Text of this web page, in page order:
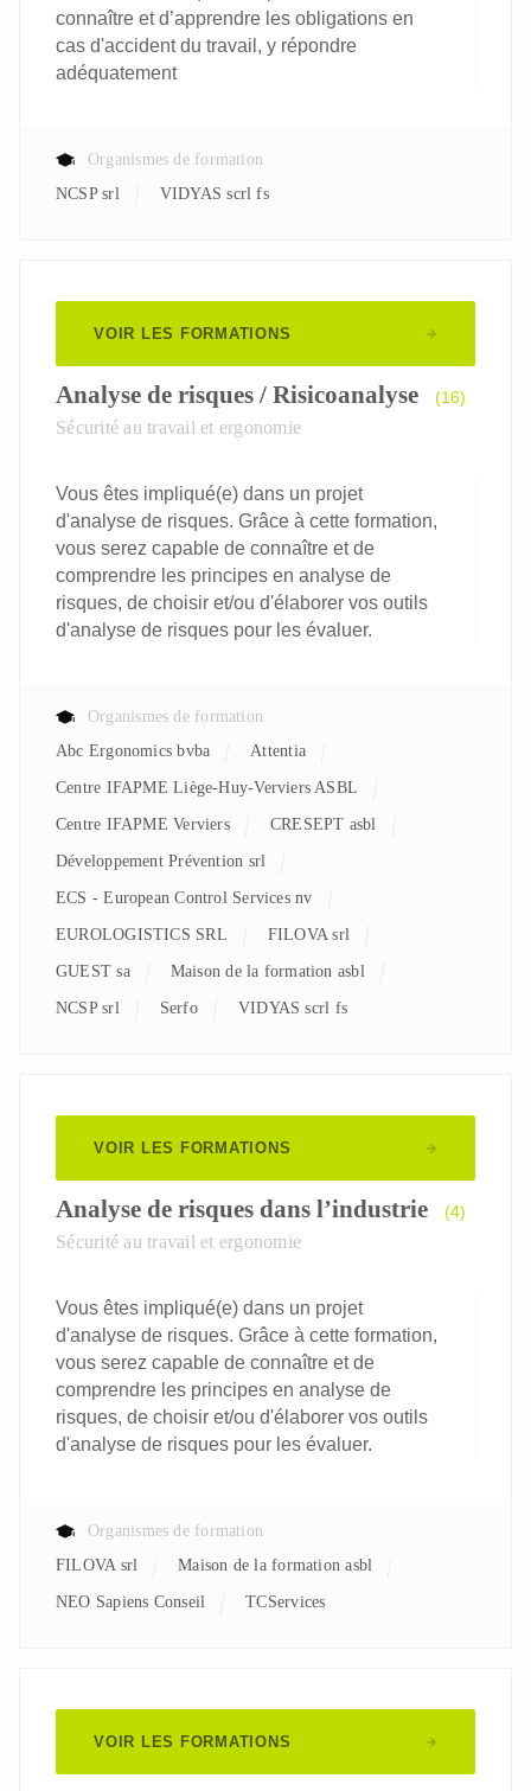
connaître et d’apprendre les obligations en
cas d'accident du travail, y répondre
adéquatement
Organismes de formation
NCSP srl
VIDYAS scrl fs
VOIR LES FORMATIONS
Analyse de risques / Risicoanalyse (16)
Sécurité au travail et ergonomie
Vous êtes impliqué(e) dans un projet
d'analyse de risques. Grâce à cette formation,
vous serez capable de connaître et de
comprendre les principes en analyse de
risques, de choisir et/ou d'élaborer vos outils
d'analyse de risques pour les évaluer.
Organismes de formation
Abc Ergonomics bvba
Attentia
Centre IFAPME Liège-Huy-Verviers ASBL
Centre IFAPME Verviers CRESEPT asbl
Développement Prévention srl
ECS - European Control Services nv
EUROLOGISTICS SRL FILOVA srl
GUEST sa Maison de la formation asbl
NCSP srl Serfo VIDYAS scrl fs
VOIR LES FORMATIONS
Analyse de risques dans l’industrie (4)
Sécurité au travail et ergonomie
Vous êtes impliqué(e) dans un projet
d'analyse de risques. Grâce à cette formation,
vous serez capable de connaître et de
comprendre les principes en analyse de
risques, de choisir et/ou d'élaborer vos outils
d'analyse de risques pour les évaluer.
Organismes de formation
FILOVA srl
Maison de la formation asbl
NEO Sapiens Conseil TCServices
VOIR LES FORMATIONS